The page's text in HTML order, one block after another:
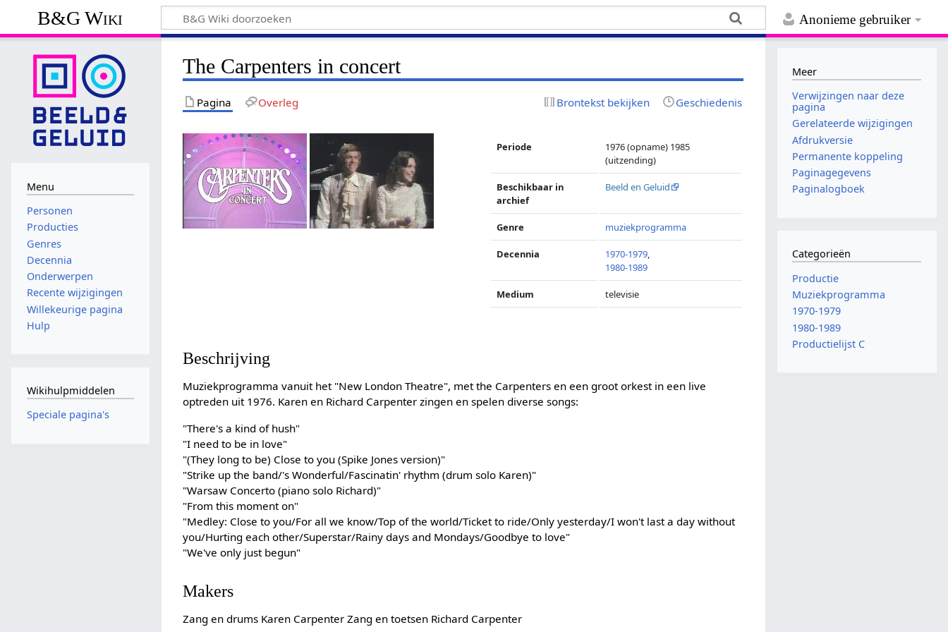
Anonieme gebruiker
B&G Wiki
The Carpenters in concert
Pagina Overleg Brontekst bekijken Geschiedenis
Periode
1976 (opname) 1985
(uitzending)
Beschikbaar in
archief
Beeld en Geluid
Genre muziekprogramma
Decennia 1970-1979,
1980-1989
Medium televisie
Beschrijving
Muziekprogramma vanuit het "New London Theatre", met the Carpenters en een groot orkest in een live
optreden uit 1976. Karen en Richard Carpenter zingen en spelen diverse songs:
"There's a kind of hush"
"I need to be in love"
"(They long to be) Close to you (Spike Jones version)"
"Strike up the band/'s Wonderful/Fascinatin' rhythm (drum solo Karen)"
"Warsaw Concerto (piano solo Richard)"
"From this moment on"
"Medley: Close to you/For all we know/Top of the world/Ticket to ride/Only yesterday/I won't last a day without
you/Hurting each other/Superstar/Rainy days and Mondays/Goodbye to love"
"We've only just begun"
Makers
Zang en drums Karen Carpenter Zang en toetsen Richard Carpenter
Menu
Personen
Producties
Genres
Decennia
Onderwerpen
Recente wijzigingen
Willekeurige pagina
Hulp
Wikihulpmiddelen
Speciale pagina's
Meer
Verwijzingen naar deze
pagina
Gerelateerde wijzigingen
Afdrukversie
Permanente koppeling
Paginagegevens
Paginalogboek
Categorieën
Productie
Muziekprogramma
1970-1979
1980-1989
Productielijst C